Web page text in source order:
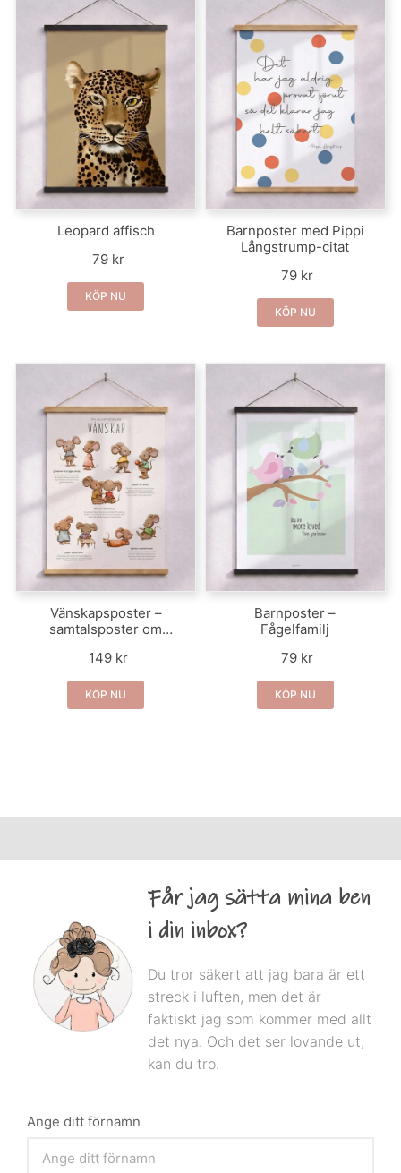
Leopard affisch
79 kr
KÖP NU
Barnposter med Pippi
Långstrump-citat
79 kr
KÖP NU
Vänskapsposter –
samtalsposter om
149 kr
KÖP NU
Barnposter –
Fågelfamilj
79 kr
KÖP NU
Får jag sätta mina ben
i din inbox?
Du tror säkert att jag bara är ett
streck i luften, men det är
faktiskt jag som kommer med allt
det nya. Och det ser lovande ut,
kan du tro.
Ange ditt förnamn